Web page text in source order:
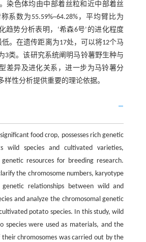
染色体均由中部着丝粒和近中部着丝
系数为55.59%~64.28%，平均臂比为
趋势分析表明，‘希森6号’的进化程度
低。在遗传距离为17处，可以将12个马
3类。该研究系统阐明马铃薯野生种与
差异及进化关系，进一步为马铃薯分
样性分析提供重要的理论依据。
food crop, possesses rich genetic
wild species and cultivated varieties,
resources for breeding research.
the chromosome numbers, karyotype
genetic relationships between wild and
and analyze the chromosomal genetic
potato species. In this study, wild
species were used as materials, and the
their chromosomes was carried out by the